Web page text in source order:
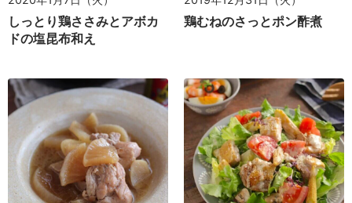
しっとり鶏ささみとアボカ
ドの塩昆布和え
鶏むねのさっとポン酢煮